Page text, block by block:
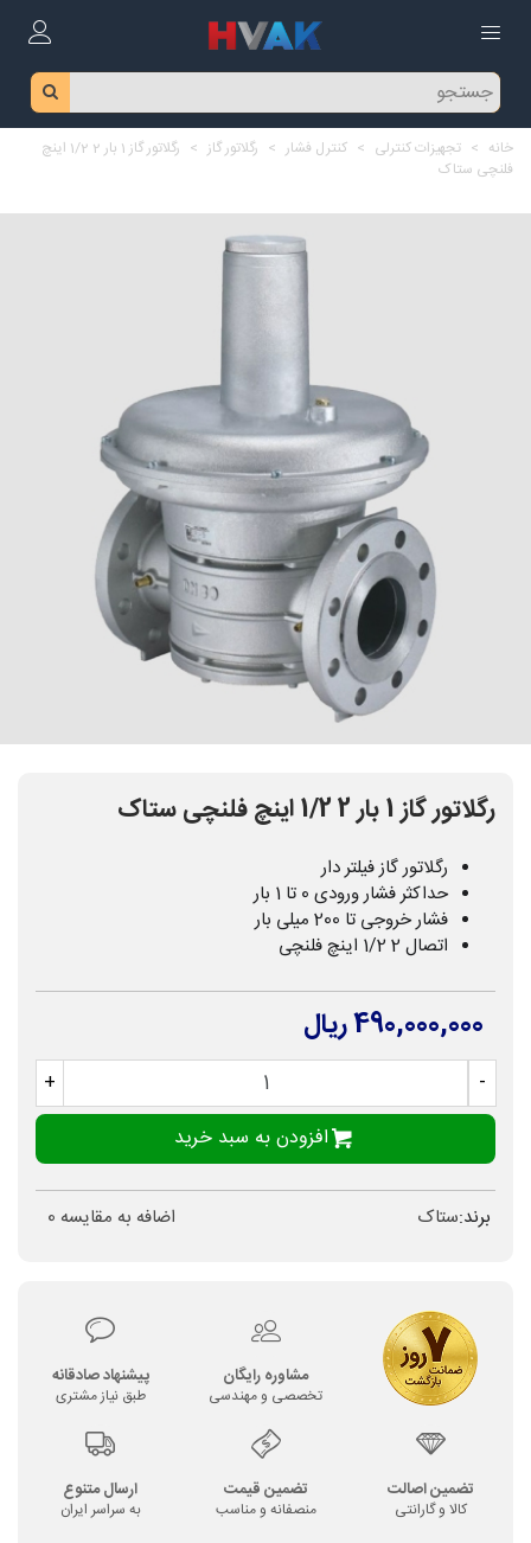
خانه > تجهیزات کنترلی > کنترل فشار > رگلاتور گاز >
رگلاتور گاز 1 بار 2 1/2 اینچ
فلنچی ستاک
رگلاتور گاز 1 بار 2 1/2 اینچ فلنچی ستاک
رگلاتور گاز فیلتر دار
حداکثر فشار ورودی 0 تا 1 بار
فشار خروجی تا 200 میلی بار
اتصال 2 1/2 اینچ فلنچی
490,000,000 ریال
-
+
افزودن به سبد خرید
برند:ستاک اضافه به مقایسه 0
مشاوره رایگان
تخصصی و مهندسی
پیشنهاد صادقانه
طبق نیاز مشتری
تضمین اصالت
کالا و گارانتی
تضمین قیمت
منصفانه و مناسب
ارسال متنوع
به سراسر ایران